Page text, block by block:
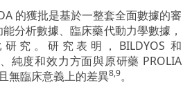
的獲批是基於一整套全面數據的審
分析數據、臨床藥代動力學數據，
究。研究表明，BILDYOS 和
純度和效力方面與原研藥 PROLIA
無臨床意義上的差異8,9。